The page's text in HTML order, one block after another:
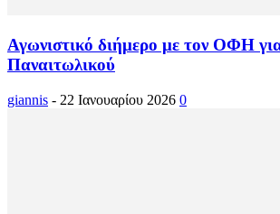
Αγωνιστικό διήμερο με τον ΟΦΗ
Παναιτωλικού
giannis - 22 Ιανουαρίου 2026 0